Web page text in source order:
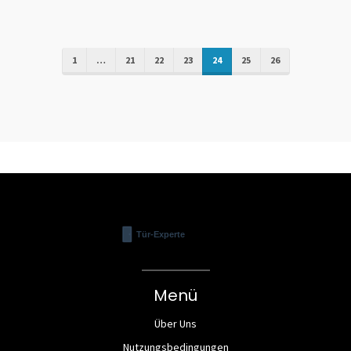
1 … 21 22 23 24 25 26
Menü
Über Uns
Nutzungsbedingungen